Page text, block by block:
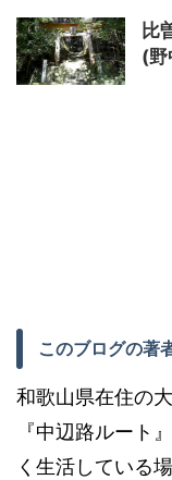
比
(野
このブログの著
和歌山県在住の
『中辺路ルート
く生活している